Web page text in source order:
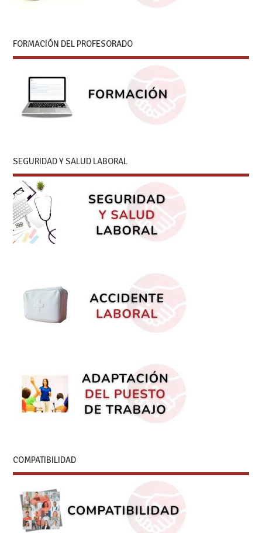
FORMACIÓN DEL PROFESORADO
SEGURIDAD Y SALUD LABORAL
COMPATIBILIDAD